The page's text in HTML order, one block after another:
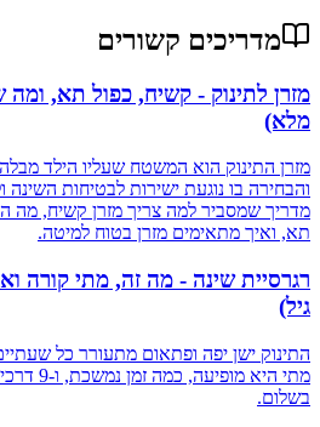
מדריכים קשורים
מזרן לתינוק - קשיח, כפול תא, ומה
מלא)
מזרן התינוק הוא המשטח שעליו הילד
והבחירה בו נוגעת ישירות לבטיחות
מדריך שמסביר למה צריך מזרן קשיח, מה
תא, ואיך מתאימים מזרן בטוח למיטה.
רגרסיית שינה - מה זה, מתי קורה
גיל)
התינוק ישן יפה ופתאום מתעורר כל
מתי היא
בשלום.